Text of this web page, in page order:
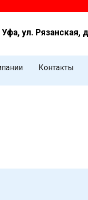
Уфа, ул. Рязанская,
Контакты